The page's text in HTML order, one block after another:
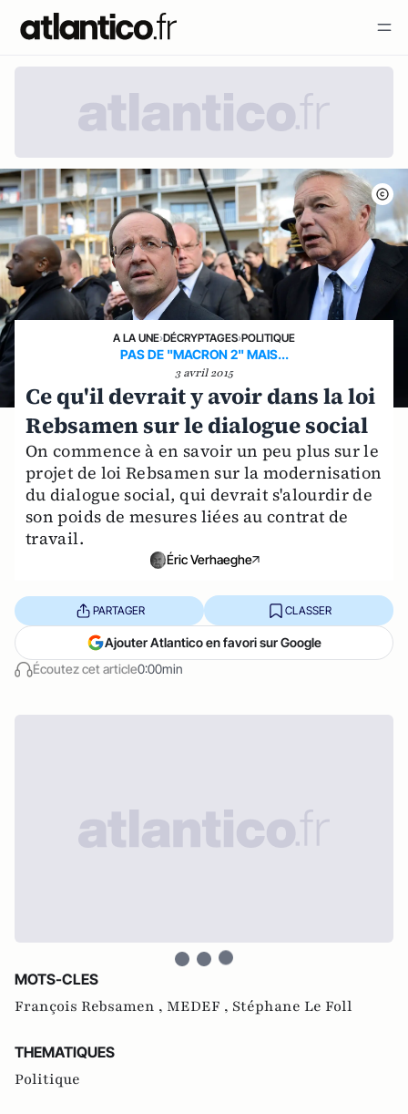
A LA UNE›DÉCRYPTAGES›POLITIQUE
PAS DE "MACRON 2" MAIS...
3 avril 2015
Ce qu'il devrait y avoir dans la loi
Rebsamen sur le dialogue social
On commence à en savoir un peu plus sur le
projet de loi Rebsamen sur la modernisation
du dialogue social, qui devrait s'alourdir de
son poids de mesures liées au contrat de
travail.
Éric Verhaeghe
Écoutez cet article0:00min
PARTAGER CLASSER
Ajouter Atlantico en favori sur Google
MOTS-CLES
François Rebsamen , MEDEF , Stéphane Le Foll
THEMATIQUES
Politique